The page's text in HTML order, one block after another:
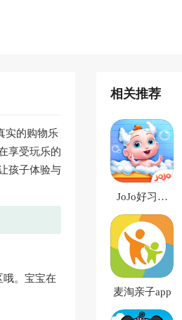
实的购物乐
享受玩乐的
孩子体验与
哦。宝宝在
相关推荐
JoJo好习惯
app
麦淘亲子app